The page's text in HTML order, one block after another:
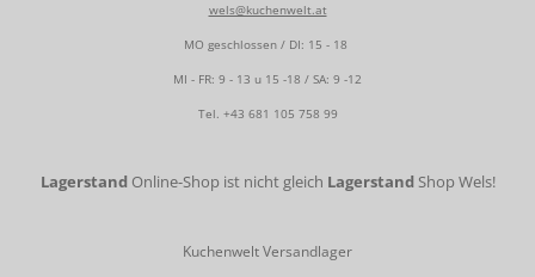
wels@kuchenwelt.at
MO geschlossen / DI: 15 - 18
MI - FR: 9 - 13 u 15 -18 / SA: 9 -12
Tel. +43 681 105 758 99
Lagerstand Online-Shop ist nicht gleich Lagerstand Shop Wels!
Kuchenwelt Versandlager